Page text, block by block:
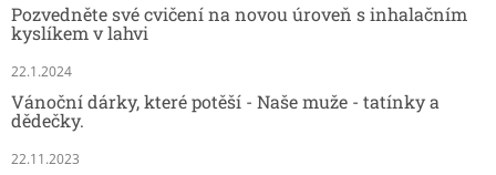
Pozvedněte své cvičení na novou úroveň s inhalačním
kyslíkem v lahvi
22.1.2024
Vánoční dárky, které potěší - Naše muže - tatínky a
dědečky.
22.11.2023